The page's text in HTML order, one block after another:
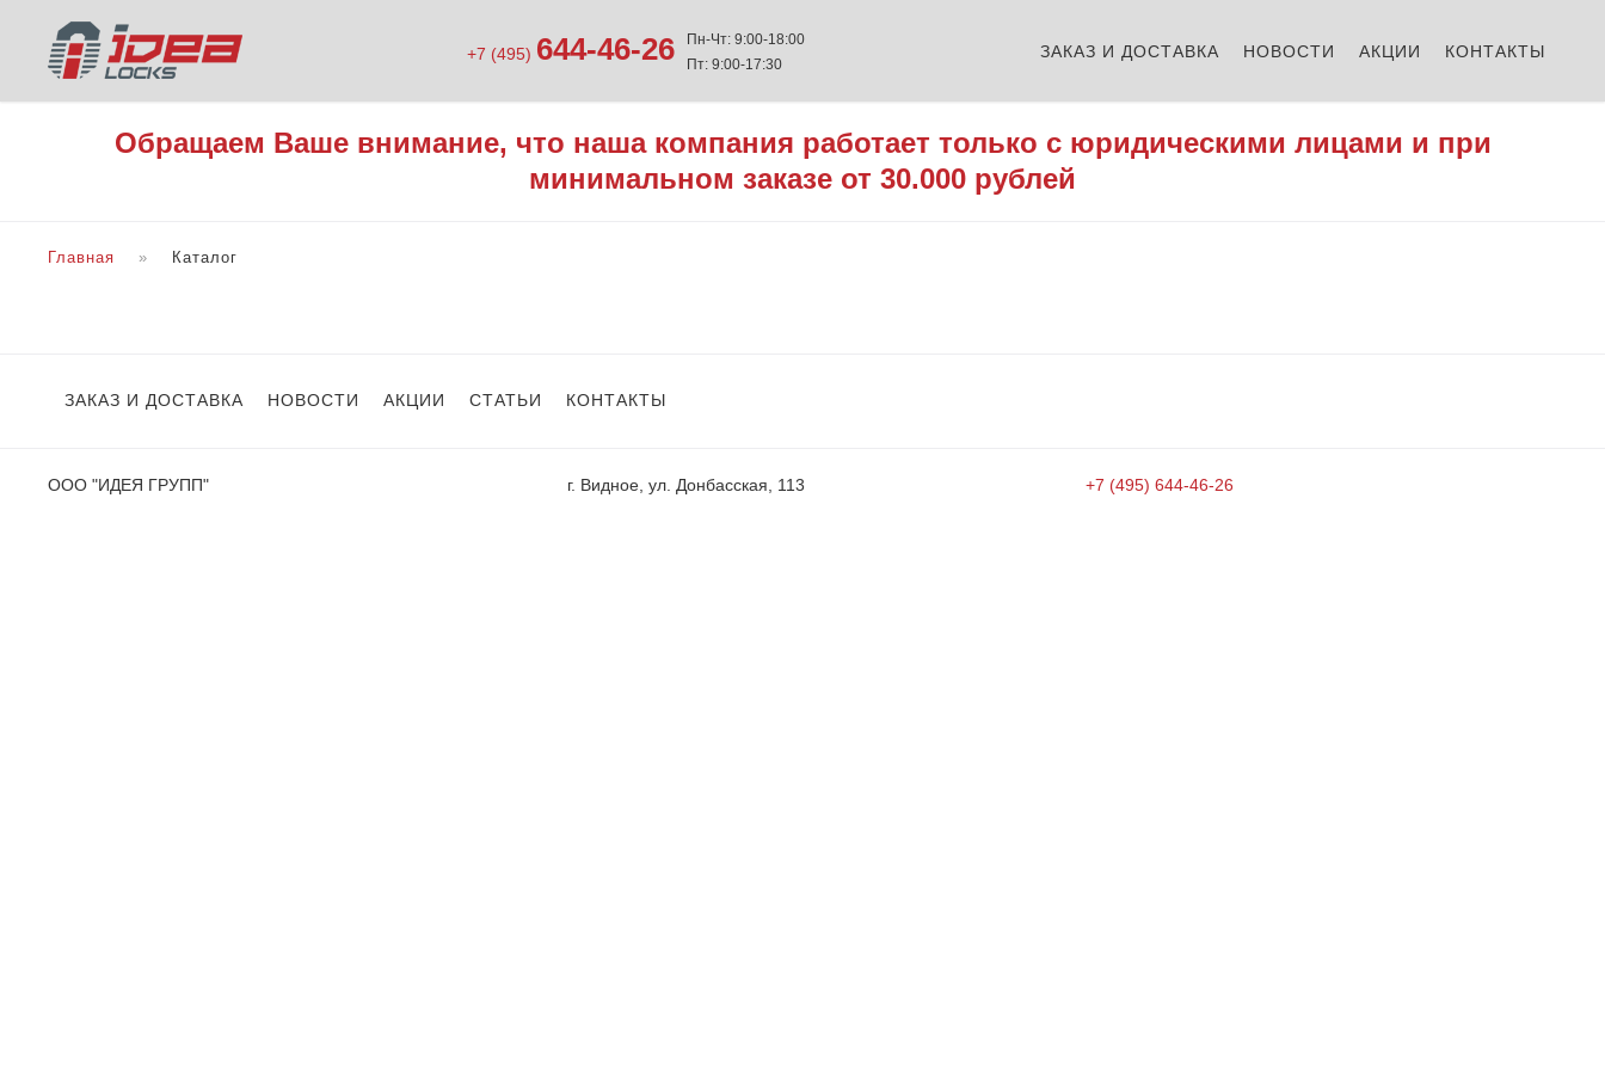
+7 (495) 644-46-26
Пн-Чт: 9:00-18:00
Пт: 9:00-17:30
ЗАКАЗ И ДОСТАВКА НОВОСТИ АКЦИИ КОНТАКТЫ
Обращаем Ваше внимание, что наша компания работает только с юридическими лицами и при
минимальном заказе от 30.000 рублей
Главная Каталог
ЗАКАЗ И ДОСТАВКА НОВОСТИ АКЦИИ СТАТЬИ КОНТАКТЫ
ООО "ИДЕЯ ГРУПП" г. Видное, ул. Донбасская, 113 +7 (495) 644-46-26